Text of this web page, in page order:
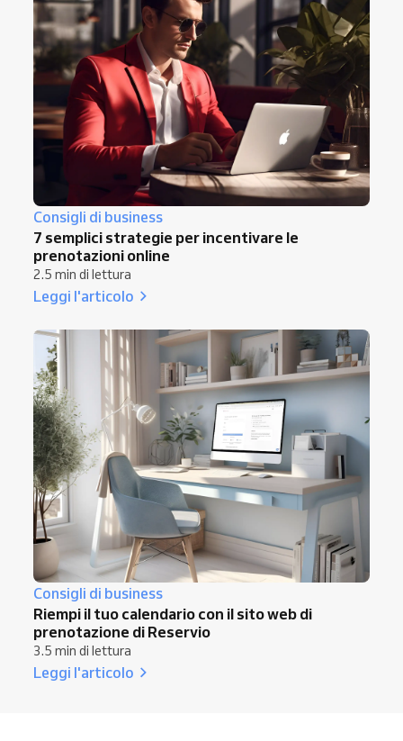
Consigli di business
7 semplici strategie per incentivare le
prenotazioni online
2.5 min di lettura
Leggi l'articolo
Consigli di business
Riempi il tuo calendario con il sito web di
prenotazione di Reservio
3.5 min di lettura
Leggi l'articolo